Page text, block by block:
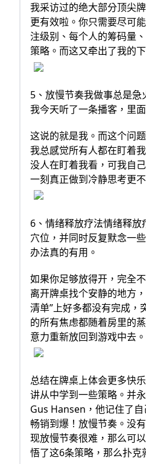
我采访过的绝大部分顶尖
更有效啦。你只需要尽可
注级别、每个人的筹码量
策略。而这又牵出了我的
5、放慢节奏我做事总是
我今天听了一条播客，里
这说的就是我。而这个问
我总感觉所有人都在盯着
没人在盯着我看，可我自
一刻真正做到冷静思考更
6、情绪释放疗法情绪释
穴位，并同时反复默念一
办法真的有用。
如果你足够放得开，完全
离开牌桌找个安静的地方
清单”上好多都没有完成
的所有焦虑都随着房里的
意力重新放回到游戏中去。
总结在牌桌上体会更多快
讲从中学到一些策略。并
Gus Hansen，他记住了
畅销到爆！放慢节奏。没
现放慢节奏很难，那么可
悟了这6条策略，那么扑克